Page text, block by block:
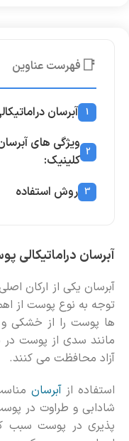
📑 فهرست عناوین
1 آبرسان
2
ویژگی های
کلینیک:
3 روش استفاده
آبرسان دراماتیکالی
آبرسان یکی از ارکان
توجه به نوع پوست از
ها پوست را از خشکی
مانند سدی از پوست در
آزاد محافظت می کنند.
استفاده ازآبرسان
شادابی و طراوت در
پذیری در پوست سبب